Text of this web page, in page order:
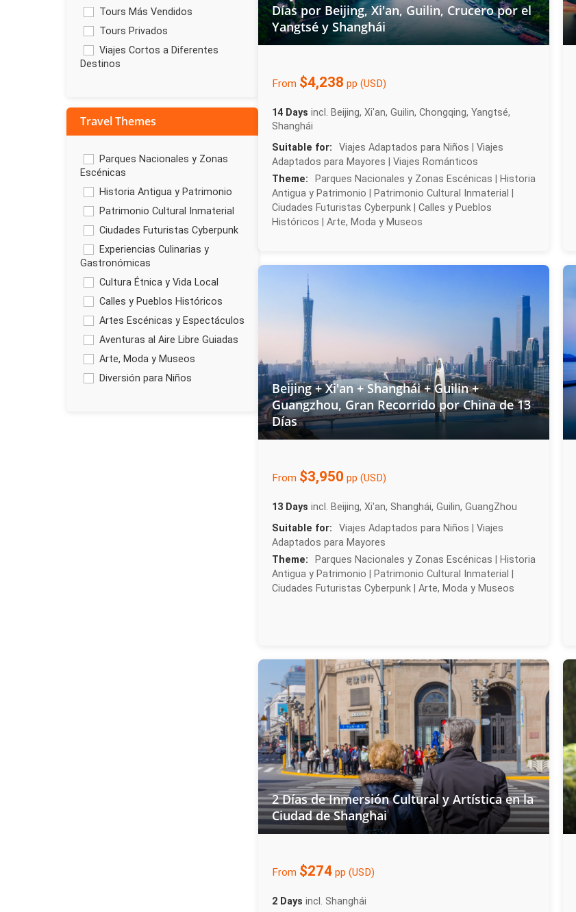
Tours Más Vendidos
Tours Privados
Viajes Cortos a Diferentes
Destinos
Travel Themes
Parques Nacionales y Zonas
Escénicas
Historia Antigua y Patrimonio
Patrimonio Cultural Inmaterial
Ciudades Futuristas Cyberpunk
Experiencias Culinarias y
Gastronómicas
Cultura Étnica y Vida Local
Calles y Pueblos Históricos
Artes Escénicas y Espectáculos
Aventuras al Aire Libre Guiadas
Arte, Moda y Museos
Diversión para Niños
Días por Beijing, Xi'an, Guilin, Crucero por el
Yangtsé y Shanghái
From $4,238 pp (USD)
14 Days incl. Beijing, Xi'an, Guilin, Chongqing, Yangtsé,
Shanghái
Suitable for:
Viajes Adaptados para Niños | Viajes
Adaptados para Mayores | Viajes Románticos
Theme:
Parques Nacionales y Zonas Escénicas | Historia
Antigua y Patrimonio | Patrimonio Cultural Inmaterial |
Ciudades Futuristas Cyberpunk | Calles y Pueblos
Históricos | Arte, Moda y Museos
Beijing + Xi'an + Shanghái + Guilin +
Guangzhou, Gran Recorrido por China de 13
Días
From $3,950 pp (USD)
13 Days incl. Beijing, Xi'an, Shanghái, Guilin, GuangZhou
Suitable for:
Viajes Adaptados para Niños | Viajes
Adaptados para Mayores
Theme:
Parques Nacionales y Zonas Escénicas | Historia
Antigua y Patrimonio | Patrimonio Cultural Inmaterial |
Ciudades Futuristas Cyberpunk | Arte, Moda y Museos
2 Días de Inmersión Cultural y Artística en la
Ciudad de Shanghai
From $274 pp (USD)
2 Days incl. Shanghái